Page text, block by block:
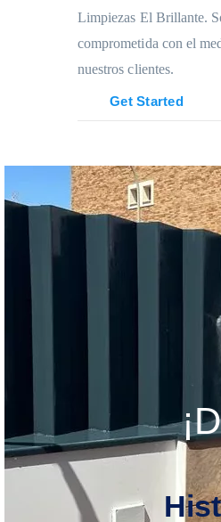
Limpiezas El Brillante.
comprometida con el
nuestros clientes.
Get Started